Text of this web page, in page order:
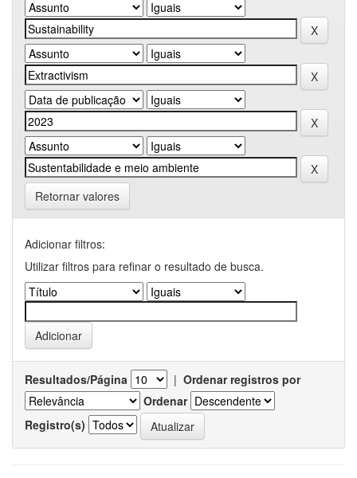
Retornar valores
Adicionar filtros:
Utilizar filtros para refinar o resultado de busca.
Resultados/Página | Ordenar registros por
Ordenar
Registro(s)